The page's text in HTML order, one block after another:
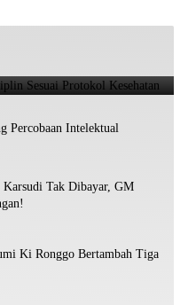
Percobaan Intelektual
Tak Dibayar, GM
Ki Ronggo Bertambah Tiga